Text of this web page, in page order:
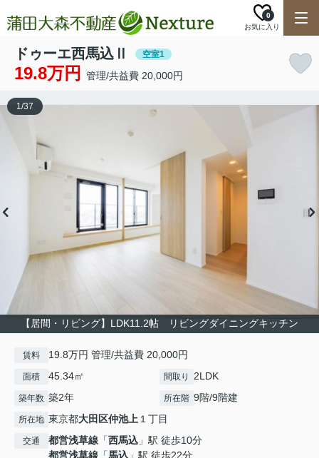
お気に入り
0
ドゥーエ西馬込Ⅱ 空室1
19.8万円 管理/共益費 20,000円
【居間・リビング】LDK11.2帖 リビングダイニングキッチン
1/37
賃料 19.8万円 管理/共益費 20,000円
面積 45.34㎡ 間取り 2LDK
築年数 築2年 所在階 9階/9階建
所在地 東京都大田区仲池上１丁目
交通 都営浅草線 「西馬込 」駅 徒歩10分
都営浅草線 「馬込 」駅 徒歩22分